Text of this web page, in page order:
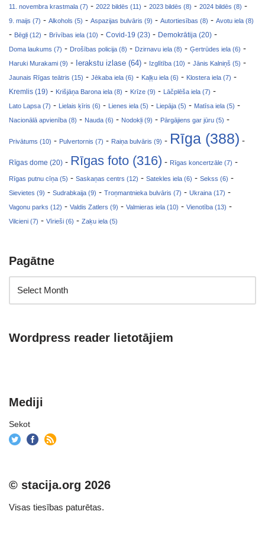
11. novembra krastmala (7) - 2022 bildēs (11) - 2023 bildēs (8) - 2024 bildēs (8) -
9. maijs (7) - Alkohols (5) - Aspazijas bulvāris (9) - Autortiesības (8) - Avotu iela (8)
- Bēgļi (12) - Brīvības iela (10) - Covid-19 (23) - Demokrātija (20) -
Doma laukums (7) - Drošības policija (8) - Dzirnavu iela (8) - Ģertrūdes iela (6) -
Haruki Murakami (9) - Ierakstu izlase (64) - Izglītība (10) - Jānis Kalniņš (5) -
Jaunais Rīgas teātris (15) - Jēkaba iela (6) - Kaļķu iela (6) - Klostera iela (7) -
Kremlis (19) - Krišjāņa Barona iela (8) - Krīze (9) - Lāčplēša iela (7) -
Lato Lapsa (7) - Lielais ķīris (6) - Lienes iela (5) - Liepāja (5) - Matīsa iela (5) -
Nacionālā apvienība (8) - Nauda (6) - Nodokļi (9) - Pārgājiens gar jūru (5) -
Privātums (10) - Pulvertornis (7) - Raiņa bulvāris (9) - Rīga (388) -
Rīgas dome (20) - Rīgas foto (316) - Rīgas koncertzāle (7) -
Rīgas putnu cīņa (5) - Saskaņas centrs (12) - Satekles iela (6) - Sekss (6) -
Sievietes (9) - Sudrabkaija (9) - Troņmantnieka bulvāris (7) - Ukraina (17) -
Vagonu parks (12) - Valdis Zatlers (9) - Valmieras iela (10) - Vienotība (13) -
Vilcieni (7) - Vīrieši (6) - Zaķu iela (5)
Pagātne
Wordpress reader lietotājiem
Mediji
Sekot
© stacija.org 2026
Visas tiesības paturētas.